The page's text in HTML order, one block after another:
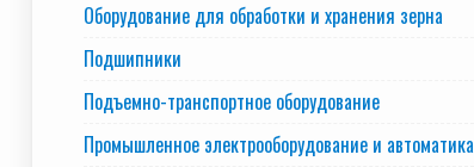
Оборудование для обработки и хранения зерна
Подшипники
Подъемно-транспортное оборудование
Промышленное электрооборудование и автоматика